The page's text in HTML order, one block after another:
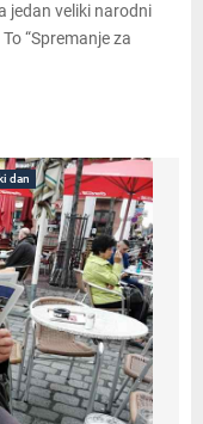
jedan veliki narodni
“Spremanje za
dan